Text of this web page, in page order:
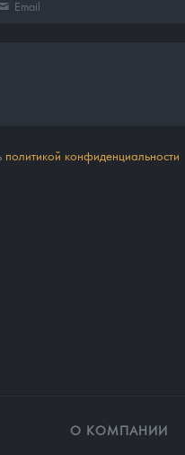
политикой конфиденциальности
О КОМПАНИИ